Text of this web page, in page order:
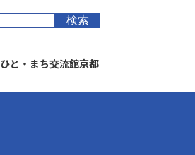
ひと・まち交流館京都